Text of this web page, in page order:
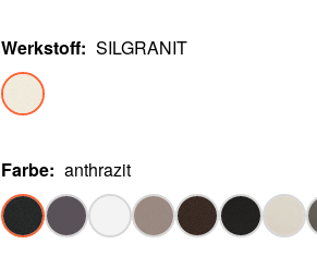
Werkstoff: SILGRANIT
Farbe: anthrazit